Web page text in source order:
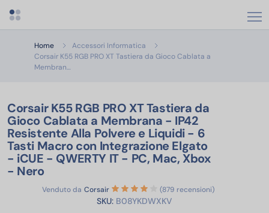
Apri menu categorie
Home
Accessori Informatica
Corsair K55 RGB PRO XT Tastiera da Gioco Cablata a
Membran…
Corsair K55 RGB PRO XT Tastiera da
Gioco Cablata a Membrana - IP42
Resistente Alla Polvere e Liquidi - 6
Tasti Macro con Integrazione Elgato
- iCUE - QWERTY IT - PC, Mac, Xbox
- Nero
Venduto da Corsair (879 recensioni)
SKU: B08YKDWXKV